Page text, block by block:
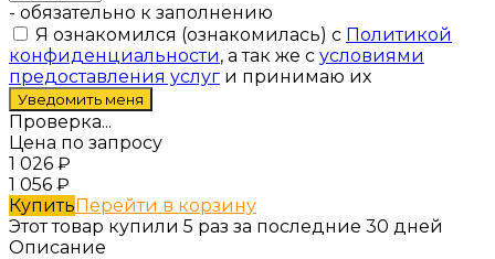
- обязательно к заполнению
Я ознакомился (ознакомилась) с Политикой
конфиденциальности, а так же с условиями
предоставления услуг и принимаю их
Проверка...
Цена по запросу
1 026 ₽
1 056 ₽
КупитьПерейти в корзину
Этот товар купили 5 раз за последние 30 дней
Описание